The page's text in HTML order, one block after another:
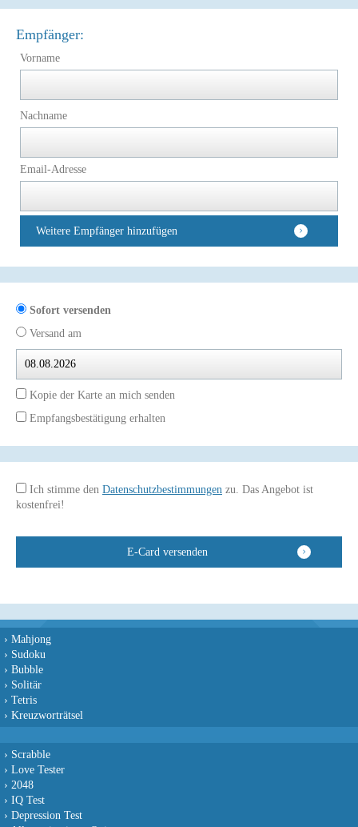
Empfänger:
Vorname
Nachname
Email-Adresse
Weitere Empfänger hinzufügen
Sofort versenden
Versand am
Kopie der Karte an mich senden
Empfangsbestätigung erhalten
Ich stimme den Datenschutzbestimmungen zu. Das Angebot ist
kostenfrei!
› Mahjong
› Sudoku
› Bubble
› Solitär
› Tetris
› Kreuzworträtsel
› Scrabble
› Love Tester
› 2048
› IQ Test
› Depression Test